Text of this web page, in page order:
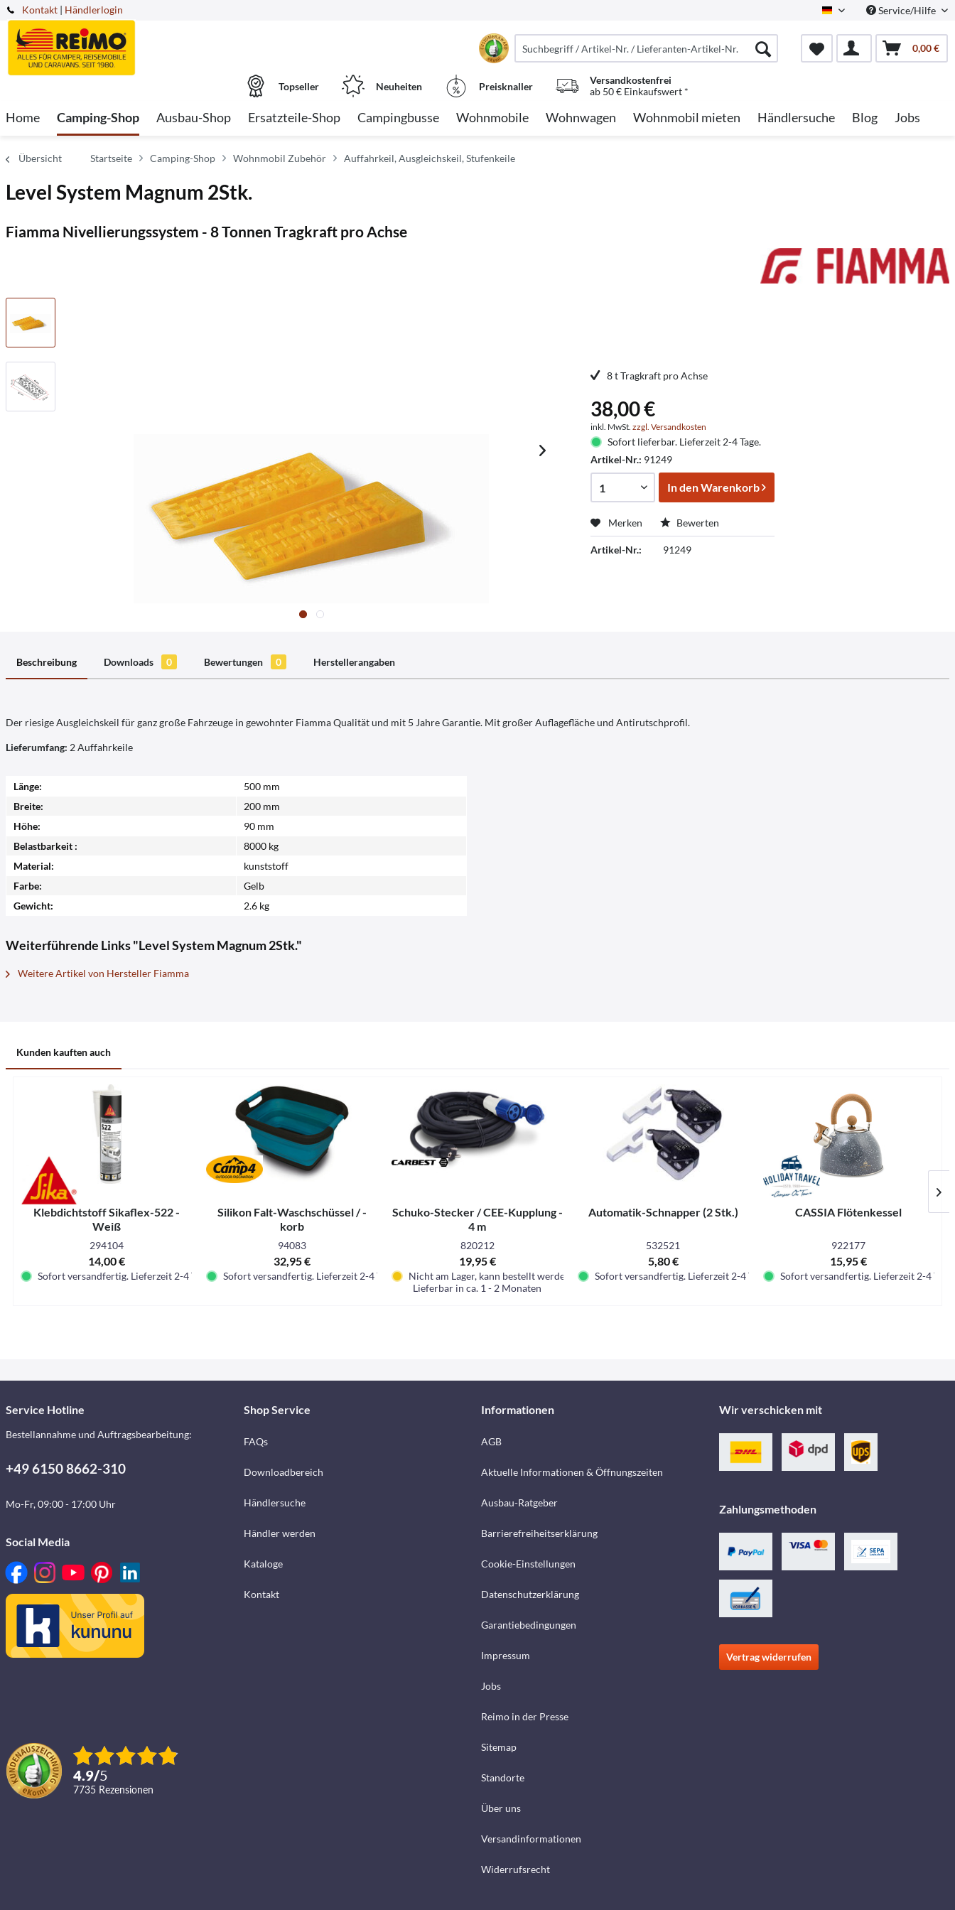
Kontakt German Service/Hilfe
| Händlerlogin
0,00 €
Topseller Neuheiten Preisknaller
Versandkostenfrei
ab 50 € Einkaufswert *
Home Camping-Shop Ausbau-Shop Ersatzteile-Shop Campingbusse Wohnmobile Wohnwagen Wohnmobil mieten Händlersuche Blog Jobs
Übersicht Startseite Camping-Shop Wohnmobil Zubehör Auffahrkeil, Ausgleichskeil, Stufenkeile
Level System Magnum 2Stk.
Fiamma Nivellierungssystem - 8 Tonnen Tragkraft pro Achse
8 t Tragkraft pro Achse
38,00 €
inkl. MwSt.zzgl. Versandkosten
Sofort lieferbar. Lieferzeit 2-4 Tage.
Artikel-Nr.: 91249
In denWarenkorb
Merken Bewerten
Artikel-Nr.: 91249
Beschreibung Downloads 0 Bewertungen 0 Herstellerangaben
Der riesige Ausgleichskeil für ganz große Fahrzeuge in gewohnter Fiamma Qualität und mit 5 Jahre Garantie. Mit großer Auflagefläche und Antirutschprofil.
Lieferumfang: 2 Auffahrkeile
Länge:
500 mm
Breite:
200 mm
Höhe:
90 mm
Belastbarkeit :
8000 kg
Material:
kunststoff
Farbe:
Gelb
Gewicht:
2.6 kg
Weiterführende Links "Level System Magnum 2Stk."
Weitere Artikel von Hersteller Fiamma
Kunden kauften auch
Klebdichtstoff Sikaflex-522 -
Weiß
294104
14,00 €
Sofort versandfertig. Lieferzeit 2-4 Tage.
Silikon Falt-Waschschüssel / -
korb
94083
32,95 €
Sofort versandfertig. Lieferzeit 2-4 Tage.
Schuko-Stecker / CEE-Kupplung -
4 m
820212
19,95 €
Nicht am Lager, kann bestellt werden
Lieferbar in ca. 1 - 2 Monaten
Automatik-Schnapper (2 Stk.)
532521
5,80 €
Sofort versandfertig. Lieferzeit 2-4 Tage.
CASSIA Flötenkessel
922177
15,95 €
Sofort versandfertig. Lieferzeit 2-4 Tage.
Service Hotline
Bestellannahme und Auftragsbearbeitung:
+49 6150 8662-310
Mo-Fr, 09:00 - 17:00 Uhr
Social Media
4.9/5
7735 Rezensionen
Shop Service
FAQs
Downloadbereich
Händlersuche
Händler werden
Kataloge
Kontakt
Informationen
AGB
Aktuelle Informationen & Öffnungszeiten
Ausbau-Ratgeber
Barrierefreiheitserklärung
Cookie-Einstellungen
Datenschutzerklärung
Garantiebedingungen
Impressum
Jobs
Reimo in der Presse
Sitemap
Standorte
Über uns
Versandinformationen
Widerrufsrecht
Wir verschicken mit
Zahlungsmethoden
Vertrag widerrufen